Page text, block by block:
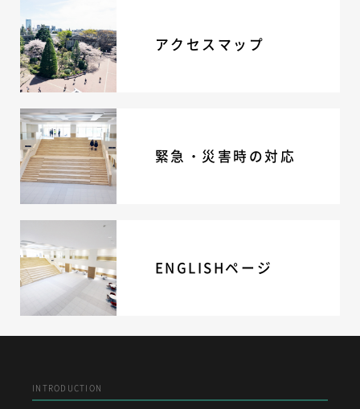
アクセスマップ
緊急・災害時の対応
ENGLISHページ
INTRODUCTION